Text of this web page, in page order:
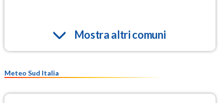
Mostra altri comuni
Meteo Sud Italia